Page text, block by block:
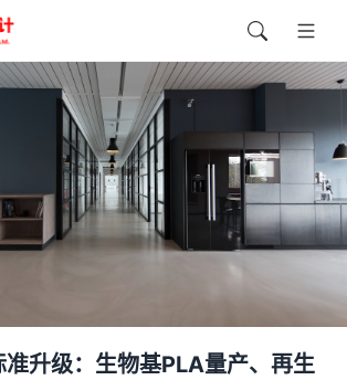
准升级：生物基PLA量产、再生